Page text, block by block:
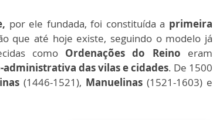
por ele fundada, foi constituída a primeira
que até hoje existe, seguindo o modelo já
comoOrdenações do Reino eram
das vilas e cidades. De 1500
(1446-1521), Manuelinas(1521-1603) e